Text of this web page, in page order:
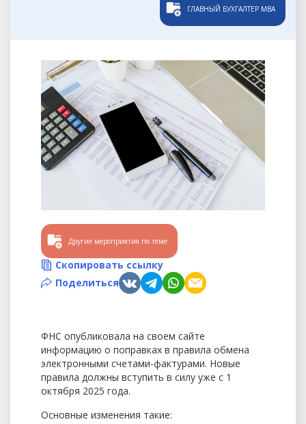
ГЛАВНЫЙ БУХГАЛТЕР МBA
Другие мероприятия по теме
Скопировать ссылку
Поделиться
ФНС опубликовала на своем сайте
информацию о поправках в правила обмена
электронными счетами-фактурами. Новые
правила должны вступить в силу уже с 1
октября 2025 года.
Основные изменения такие: